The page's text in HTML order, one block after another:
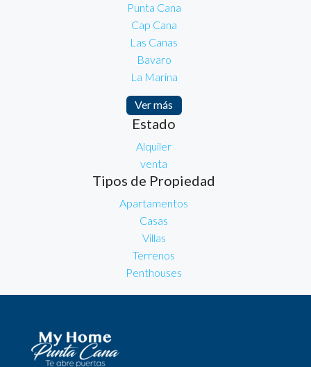
Punta Cana
Cap Cana
Las Canas
Bavaro
La Marina
Ver más
Estado
Alquiler
venta
Tipos de Propiedad
Apartamentos
Casas
Villas
Terrenos
Penthouses